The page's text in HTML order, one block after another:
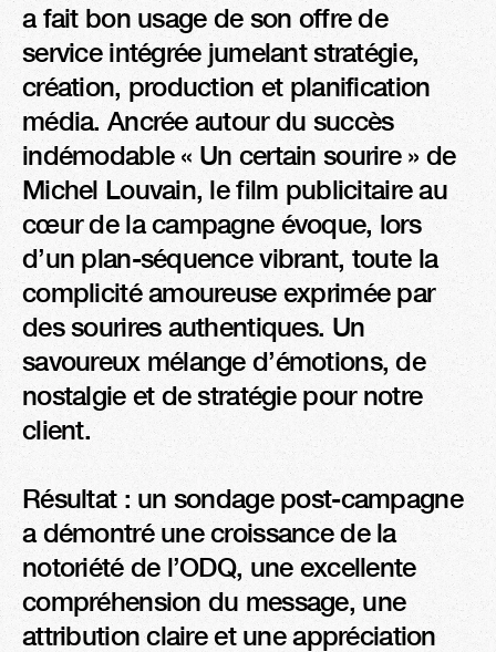
a fait bon usage de son offre de
service intégrée jumelant stratégie,
création, production et planification
média. Ancrée autour du succès
indémodable « Un certain sourire » de
Michel Louvain, le film publicitaire au
cœur de la campagne évoque, lors
d’un plan-séquence vibrant, toute la
complicité amoureuse exprimée par
des sourires authentiques. Un
savoureux mélange d’émotions, de
nostalgie et de stratégie pour notre
client.
Résultat : un sondage post-campagne
a démontré une croissance de la
notoriété de l’ODQ, une excellente
compréhension du message, une
attribution claire et une appréciation